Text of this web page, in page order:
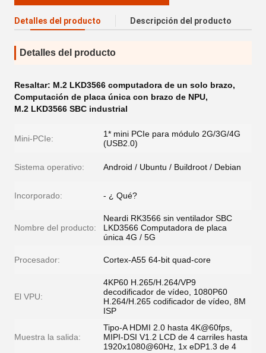
Detalles del producto Descripción del producto
Detalles del producto
Resaltar: M.2 LKD3566 computadora de un solo brazo,
Computación de placa única con brazo de NPU,
M.2 LKD3566 SBC industrial
Mini-PCIe:
1* mini PCIe para módulo 2G/3G/4G
(USB2.0)
Sistema operativo: Android / Ubuntu / Buildroot / Debian
Incorporado: - ¿ Qué?
Nombre del producto:
Neardi RK3566 sin ventilador SBC
LKD3566 Computadora de placa
única 4G / 5G
Procesador: Cortex-A55 64-bit quad-core
El VPU:
4KP60 H.265/H.264/VP9
decodificador de vídeo, 1080P60
H.264/H.265 codificador de vídeo, 8M
ISP
Muestra la salida:
Tipo-A HDMI 2.0 hasta 4K@60fps,
MIPI-DSI V1.2 LCD de 4 carriles hasta
1920x1080@60Hz, 1x eDP1.3 de 4